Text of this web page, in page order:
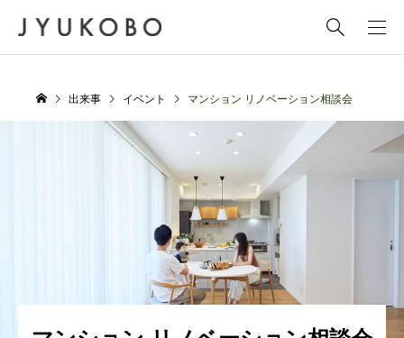
出来事 イベント マンション リノベーション相談会